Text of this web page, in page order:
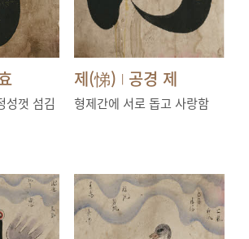
성껏 섬김
제(悌) | 공경 제
형제간에 서로 돕고 사랑함